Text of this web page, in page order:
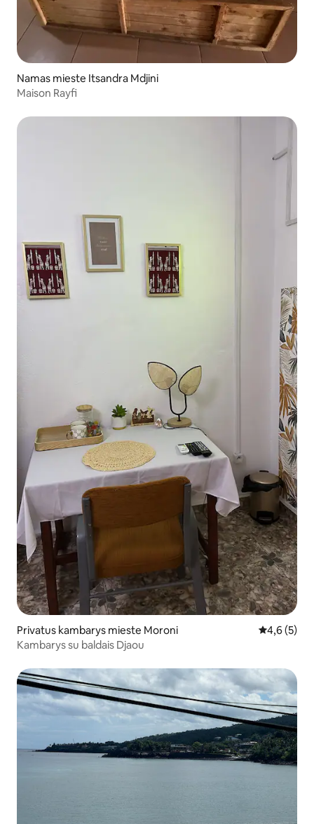
Namas mieste Itsandra Mdjini
Maison Rayfi
Privatus kambarys mieste Moroni Vidutinis
4,6 (5)
Kambarys su baldais Djaou